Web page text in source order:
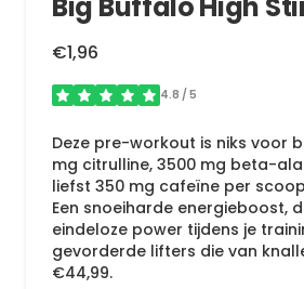
€1,96
4.8 / 5
Deze pre-workout is niks voor
mg citrulline, 3500 mg beta-
liefst 350 mg cafeïne per
Een snoeiharde energieboost,
eindeloze power tijdens je
gevorderde lifters die van
€44,99.